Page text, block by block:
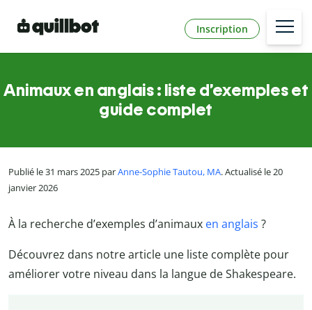
Inscription
Animaux en anglais : liste d’exemples et
guide complet
Publié le 31 mars 2025 parAnne-Sophie Tautou, MA. Actualisé le 20
janvier 2026
À la recherche d’exemples d’animaux en anglais ?
Découvrez dans notre article une liste complète pour
améliorer votre niveau dans la langue de Shakespeare.